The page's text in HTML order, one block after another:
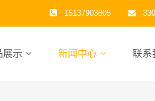
15137903805
展示 新闻中心 联系